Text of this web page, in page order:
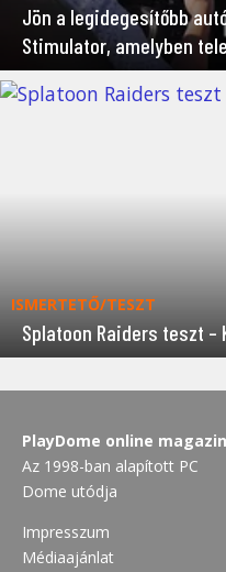
Jön a legidegesítőbb
Stimulator, amelyben
ISMERTETŐ/TESZT
Splatoon Raiders teszt –
PlayDome online magazin
Az 1998-ban alapított PC
Dome utódja
Impresszum
Médiaajánlat